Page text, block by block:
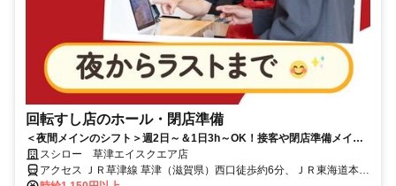
回転すし店のホール・閉店準備
＜夜間メインのシフト＞週2日～＆1日3h～OK！接客や閉店準備メイン
のシンプルなお仕事
スシロー 草津エイスクエア店
アクセス ＪＲ草津線 草津（滋賀県）西口徒歩約6分、ＪＲ東海道本線